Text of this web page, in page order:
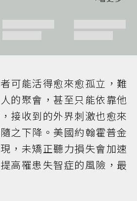
可能活得愈來愈孤立，難
的聚會，甚至只能依靠他
接收到的外界刺激也愈來
之下降。美國約翰霍普金
，未矯正聽力損失會加速
高罹患失智症的風險，最